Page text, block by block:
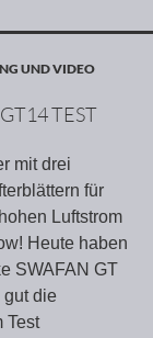
UND VIDEO
TEST
mit drei
für
Luftstrom
Heute haben
SWAFAN GT
gut die
Test